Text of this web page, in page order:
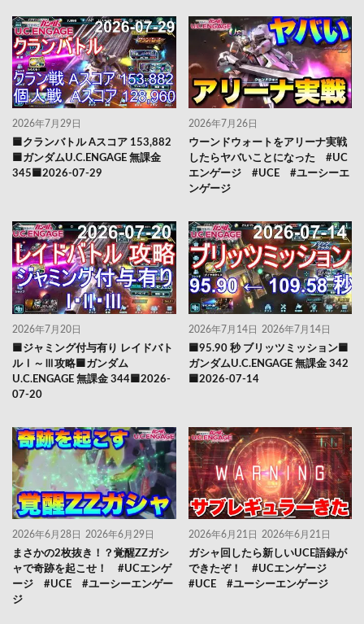
2026年7月29日
🟦クランバトル Aスコア 153,882
🟦ガンダムU.C.ENGAGE 無課金
345🟦2026-07-29
2026年7月26日
ウーンドウォートをアリーナ実戦
したらヤバいことになった #UC
エンゲージ #UCE #ユーシーエ
ンゲージ
2026年7月20日
🟦ジャミング付与有り レイドバト
ルⅠ～Ⅲ攻略🟦ガンダム
U.C.ENGAGE 無課金 344🟦2026-
07-20
2026年7月14日 2026年7月14日
🟦95.90 秒 ブリッツミッション🟦
ガンダムU.C.ENGAGE 無課金 342
🟦2026-07-14
2026年6月28日 2026年6月29日
まさかの2枚抜き！？覚醒ZZガシ
ャで奇跡を起こせ！ #UCエンゲ
ージ #UCE #ユーシーエンゲー
ジ
2026年6月21日 2026年6月21日
ガシャ回したら新しいUCE語録が
できたぞ！ #UCエンゲージ
#UCE #ユーシーエンゲージ